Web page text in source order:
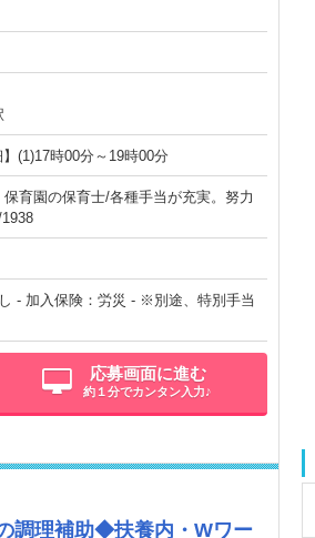
(1)17時00分～19時00分
保育園の保育士/各種手当が充実。努力
- 加入保険：労災 - ※別途、特別手当
応募画面に進む
約１分でカンタン入力♪
調理補助◆扶養内・Wワー